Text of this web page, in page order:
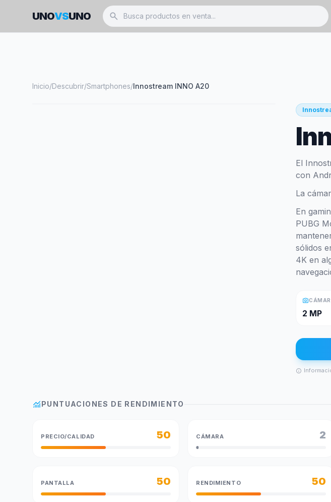
UNOVSUNO search
Inicio/Descubrir/Smartphones/Innostream INNO A20
El
con
La
En
PUBG
sólidos
4K en
photo_camera
2 MP
info
monitoringPUNTUACIONES DE RENDIMIENTO
PRECIO/CALIDAD 50 CÁMARA 2
PANTALLA 50 RENDIMIENTO 50